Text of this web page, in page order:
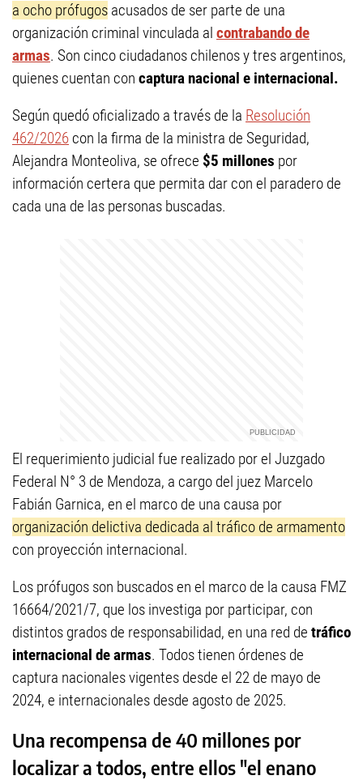
a ocho prófugos acusados de ser parte de una
organización criminal vinculada al contrabando de
armas. Son cinco ciudadanos chilenos y tres argentinos,
quienes cuentan con captura nacional e internacional.
Según quedó oficializado a través de la Resolución
462/2026 con la firma de la ministra de Seguridad,
Alejandra Monteoliva, se ofrece $5 millones por
información certera que permita dar con el paradero de
cada una de las personas buscadas.
El requerimiento judicial fue realizado por el Juzgado
Federal N° 3 de Mendoza, a cargo del juez Marcelo
Fabián Garnica, en el marco de una causa por
organización delictiva dedicada al tráfico de armamento
con proyección internacional.
Los prófugos son buscados en el marco de la causa FMZ
16664/2021/7, que los investiga por participar, con
distintos grados de responsabilidad, en una red de tráfico
internacional de armas. Todos tienen órdenes de
captura nacionales vigentes desde el 22 de mayo de
2024, e internacionales desde agosto de 2025.
Una recompensa de 40 millones por
localizar a todos, entre ellos "el enano